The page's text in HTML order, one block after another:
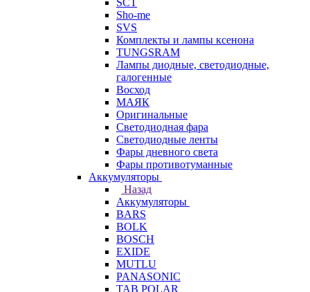
SCT
Sho-me
SVS
Комплекты и лампы ксенона
TUNGSRAM
Лампы диодные, светодиодные,
галогенные
Восход
МАЯК
Оригинальные
Светодиодная фара
Светодиодные ленты
Фары дневного света
Фары противотуманные
Аккумуляторы
Назад
Аккумуляторы
BARS
BOLK
BOSCH
EXIDE
MUTLU
PANASONIC
TAB POLAR